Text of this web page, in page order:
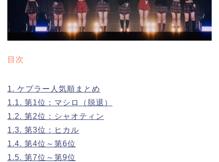
目次
1. ケプラー人気順まとめ
1.1. 第1位：マシロ（脱退）
1.2. 第2位：シャオティン
1.3. 第3位：ヒカル
1.4. 第4位～第6位
1.5. 第7位～第9位